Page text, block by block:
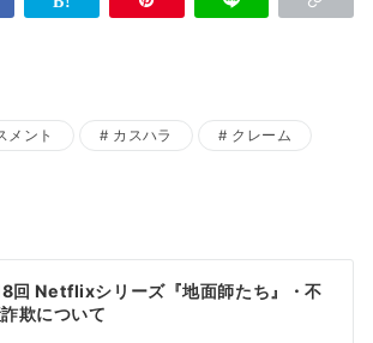
メント カスハラ クレーム
回 Netflixシリーズ『地面師たち』・不
欺について